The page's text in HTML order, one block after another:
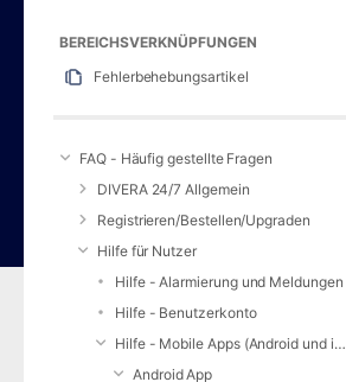
BEREICHSVERKNÜPFUNGEN
Fehlerbehebungsartikel
FAQ - Häufig gestellte Fragen
DIVERA 24/7 Allgemein
Registrieren/Bestellen/Upgraden
Hilfe für Nutzer
Hilfe - Alarmierung und Meldungen
Hilfe - Benutzerkonto
Hilfe - Mobile Apps (Android und iOS)
Android App